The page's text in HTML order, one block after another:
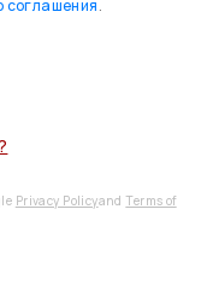
соглашения.
Privacy PolicyandTerms of